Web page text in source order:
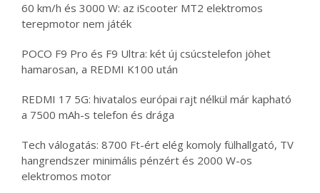
60 km/h és 3000 W: az iScooter MT2 elektromos
terepmotor nem játék
POCO F9 Pro és F9 Ultra: két új csúcstelefon jöhet
hamarosan, a REDMI K100 után
REDMI 17 5G: hivatalos európai rajt nélkül már kapható
a 7500 mAh-s telefon és drága
Tech válogatás: 8700 Ft-ért elég komoly fülhallgató, TV
hangrendszer minimális pénzért és 2000 W-os
elektromos motor